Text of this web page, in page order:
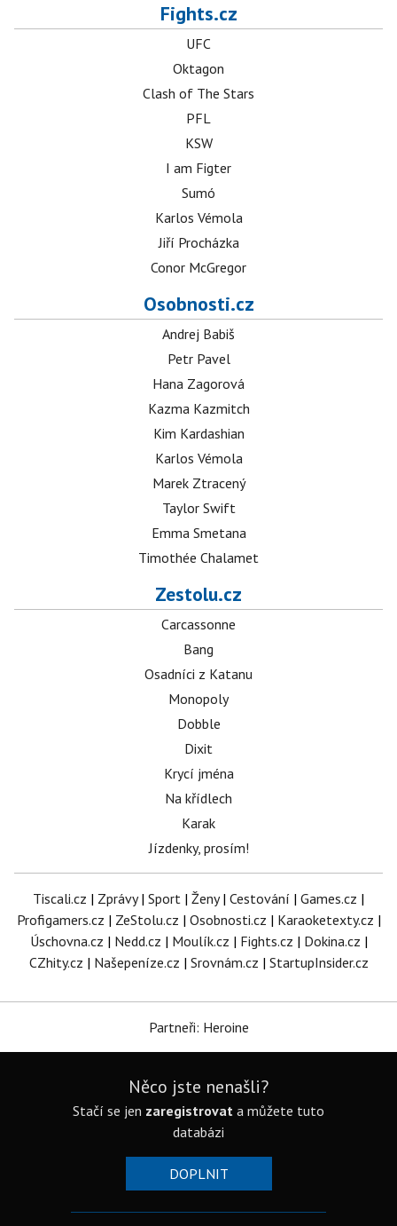
Fights.cz
UFC
Oktagon
Clash of The Stars
PFL
KSW
I am Figter
Sumó
Karlos Vémola
Jiří Procházka
Conor McGregor
Osobnosti.cz
Andrej Babiš
Petr Pavel
Hana Zagorová
Kazma Kazmitch
Kim Kardashian
Karlos Vémola
Marek Ztracený
Taylor Swift
Emma Smetana
Timothée Chalamet
Zestolu.cz
Carcassonne
Bang
Osadníci z Katanu
Monopoly
Dobble
Dixit
Krycí jména
Na křídlech
Karak
Jízdenky, prosím!
Tiscali.cz | Zprávy| Sport | Ženy| Cestování | Games.cz |
Profigamers.cz | ZeStolu.cz | Osobnosti.cz | Karaoketexty.cz |
Úschovna.cz | Nedd.cz | Moulík.cz | Fights.cz | Dokina.cz |
CZhity.cz | Našepeníze.cz | Srovnám.cz | StartupInsider.cz
Partneři: Heroine
Něco jste nenašli?
Stačí se jen zaregistrovat a můžete tuto
databázi
DOPLNIT